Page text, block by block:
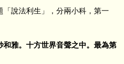
說法利生」，分兩小科，第一
和雅。十方世界音聲之中。最為第